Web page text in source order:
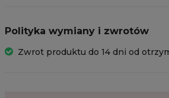
Polityka wymiany i zwrotów
Zwrot produktu do 14 dni od